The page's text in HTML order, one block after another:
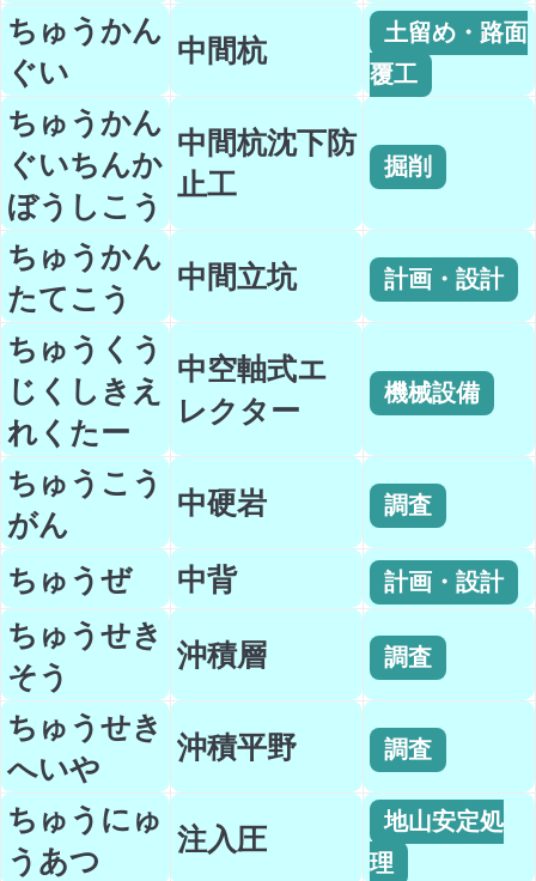
ちゅうかん
ぐい
中間杭
土留め・路面
覆工
ちゅうかん
ぐいちんか
ぼうしこう
中間杭沈下防
止工
掘削
ちゅうかん
たてこう
中間立坑 計画・設計
ちゅうくう
じくしきえ
れくたー
中空軸式エ
レクター
機械設備
ちゅうこう
がん
中硬岩 調査
ちゅうぜ 中背 計画・設計
ちゅうせき
そう
沖積層 調査
ちゅうせき
へいや
沖積平野 調査
ちゅうにゅ
うあつ
注入圧
地山安定処
理